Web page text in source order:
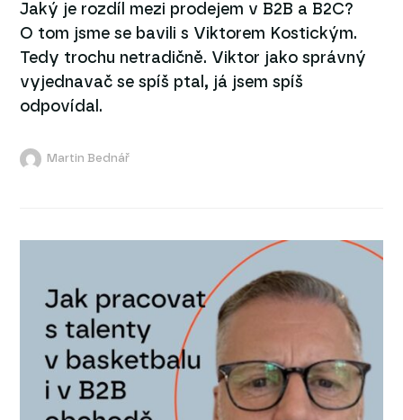
Jaký je rozdíl mezi prodejem v B2B a B2C?
O tom jsme se bavili s Viktorem Kostickým.
Tedy trochu netradičně. Viktor jako správný
vyjednavač se spíš ptal, já jsem spíš
odpovídal.
Martin Bednář